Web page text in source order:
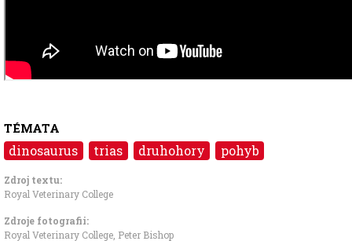
TÉMATA
dinosaurus trias druhohory pohyb
Zdroj textu:
Royal Veterinary College
Zdroje fotografii:
Royal Veterinary College, Peter Bishop